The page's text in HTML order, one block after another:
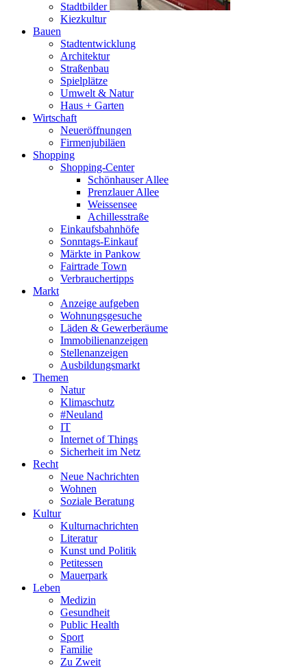
Stadtbilder
Kiezkultur
Bauen
Stadtentwicklung
Architektur
Straßenbau
Spielplätze
Umwelt & Natur
Haus + Garten
Wirtschaft
Neueröffnungen
Firmenjubiläen
Shopping
Shopping-Center
Schönhauser Allee
Prenzlauer Allee
Weissensee
Achillesstraße
Einkaufsbahnhöfe
Sonntags-Einkauf
Märkte in Pankow
Fairtrade Town
Verbrauchertipps
Markt
Anzeige aufgeben
Wohnungsgesuche
Läden & Gewerberäume
Immobilienanzeigen
Stellenanzeigen
Ausbildungsmarkt
Themen
Natur
Klimaschutz
#Neuland
IT
Internet of Things
Sicherheit im Netz
Recht
Neue Nachrichten
Wohnen
Soziale Beratung
Kultur
Kulturnachrichten
Literatur
Kunst und Politik
Petitessen
Mauerpark
Leben
Medizin
Gesundheit
Public Health
Sport
Familie
Zu Zweit